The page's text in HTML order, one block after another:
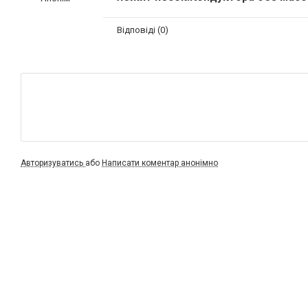
Відповіді (0)
Авторизуватись або Написати коментар анонімно